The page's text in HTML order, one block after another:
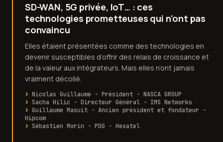
SD-WAN, 5G privée, IoT… : ces
technologies prometteuses qui n’ont pas
convaincu
Elles étaient présentées comme des technologies en
devenir susceptibles d’offrir des relais de croissance et
de la valeur aux intégrateurs. Mais elles n’ont jamais
vraiment décollé.
Nicolas Guillaume - Président - NASCA GROUP
Sacha Hilic - Directeur Général - IMS Networks
Guillaume Masuit - Ancien président et fondateur -
Hipcom
Sébastien Morin - PDG - Hexatel